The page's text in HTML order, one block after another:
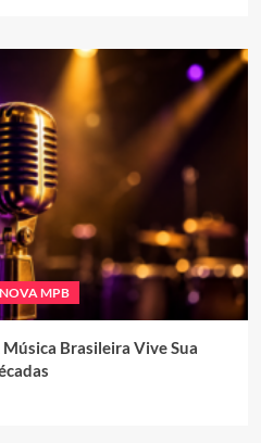
MPB
Brasileira Vive Sua